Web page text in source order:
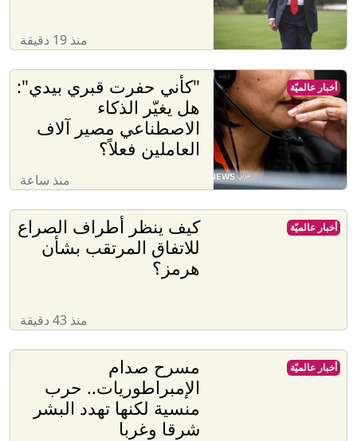
منذ 19 دقيقة
"كأني حفرت قبري بيدي":
هل يغيّر الذكاء
الاصطناعي مصير آلاف
العاملين فعلاً؟
منذ ساعة
أخبار عالميّة
كيف ينظر أطراف الصراع
للاتفاق المرتقب بشأن
هرمز؟
منذ 43 دقيقة
أخبار عالميّة
مسرح صدام
الإمبراطوريات.. حرب
منسية لكنها تهدد البشر
شرقا وغربا
أخبار عالميّة